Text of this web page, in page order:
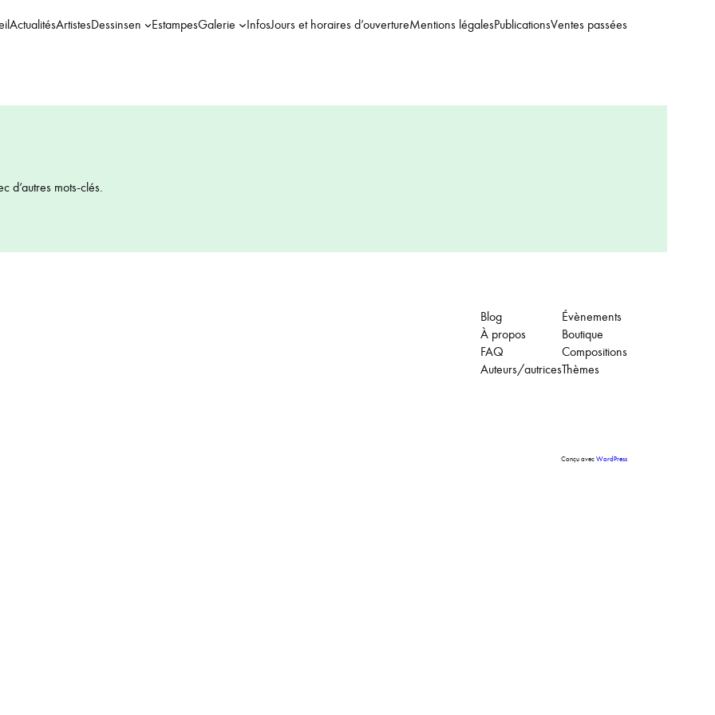
ActualitésArtistesDessinsen EstampesGalerie InfosJours et horaires d’ouvertureMentions légalesPublicationsVentes passées
d’autres mots-clés.
Blog
À propos
FAQ
Auteurs/autrices
Évènements
Boutique
Compositions
Thèmes
Conçu avecWordPress